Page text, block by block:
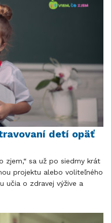
detí opäť
zjem,“ sa už po siedmy krát
projektu alebo voliteľného
učia o zdravej výžive a